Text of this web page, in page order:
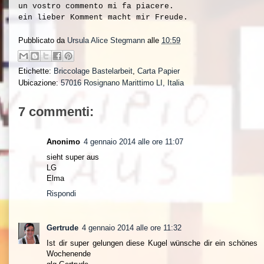
un vostro commento mi fa piacere.
ein lieber Komment macht mir Freude.
Pubblicato da Ursula Alice Stegmann alle 10:59
Etichette: Briccolage Bastelarbeit, Carta Papier
Ubicazione:57016 Rosignano Marittimo LI, Italia
7 commenti:
Anonimo 4 gennaio 2014 alle ore 11:07
sieht super aus
LG
Elma
Rispondi
Gertrude 4 gennaio 2014 alle ore 11:32
Ist dir super gelungen diese Kugel wünsche dir ein schönes
Wochenende